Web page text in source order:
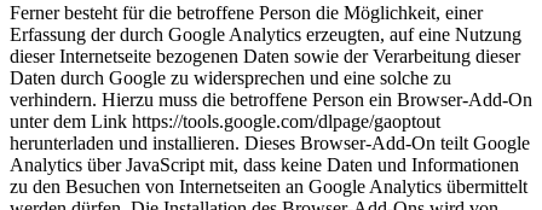
Ferner besteht für die betroffene Person die Möglichkeit, einer
Erfassung der durch Google Analytics erzeugten, auf eine Nutzung
dieser Internetseite bezogenen Daten sowie der Verarbeitung dieser
Daten durch Google zu widersprechen und eine solche zu
verhindern. Hierzu muss die betroffene Person ein Browser-Add-On
unter dem Link https://tools.google.com/dlpage/gaoptout
herunterladen und installieren. Dieses Browser-Add-On teilt Google
Analytics über JavaScript mit, dass keine Daten und Informationen
zu den Besuchen von Internetseiten an Google Analytics übermittelt